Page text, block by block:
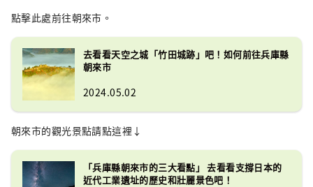
點擊此處前往朝來市。
去看看天空之城「竹田城跡」吧！如何前往兵庫縣
朝來市
2024.05.02
朝來市的觀光景點請點這裡↓
「兵庫縣朝來市的三大看點」 去看看支撐日本的
近代工業遺址的歷史和壯麗景色吧！